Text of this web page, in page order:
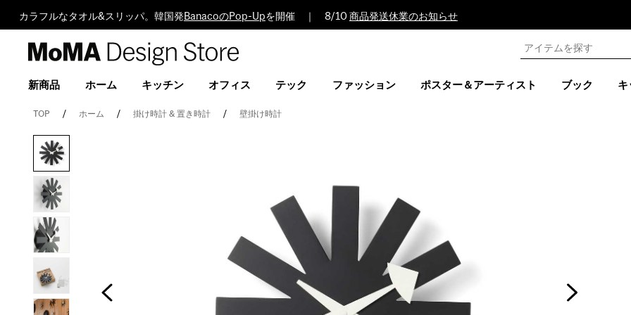
カラフルなタオル&スリッパ。韓国発 BanacoのPop-Upを開催 ｜ 8/10 商品発送休業のお知らせ
Design
新商品 ホーム キッチン オフィス テック ファッション ポスター＆アーティスト ブック キ
TOP ホーム 掛け時計 & 置き時計 壁掛け時計